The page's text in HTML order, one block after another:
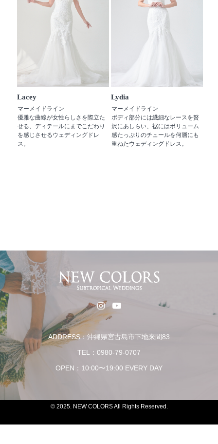
Lacey
マーメイドライン
優雅な曲線が女性らしさを際立た
せる、ディテールにまでこだわり
を感じさせるウェディングドレ
ス。
Lydia
マーメイドライン
ボディ部分には繊細なレースを贅
沢にあしらい、裾にはボリューム
感たっぷりのチュールを何層にも
重ねたウェディングドレス。
ADDRESS：沖縄県宮古島市下地来間83
TEL：0980-79-0707
OPEN：10:00〜19:00 EVERY DAY
© 2025. NEW COLORS All Rights Reserved.